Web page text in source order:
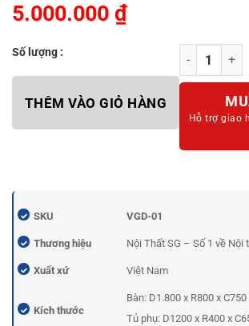
5.000.000 ₫
Số lượng : Bàn giám
THÊM VÀO GIỎ HÀNG
Hỗ trợ giao
SKU VGD-01
Thương hiệu Nội Thất SG – Số 1 về Nội
Xuất xứ Việt Nam
Kích thước
Bàn: D1.800 x R800 x
Tủ phụ: D1200 x R400 x